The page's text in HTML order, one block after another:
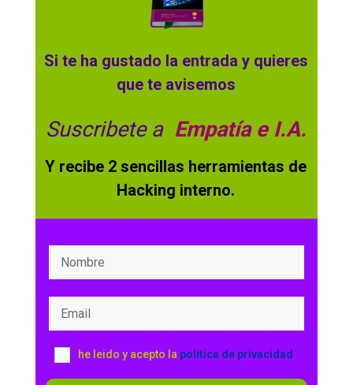
Si te ha gustado la entrada y quieres
que te avisemos
Suscribete a Empatía e I.A.
Y recibe 2 sencillas herramientas de
Hacking interno.
he leido y acepto la politica de privacidad